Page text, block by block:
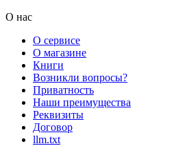
О нас
О сервисе
О магазине
Книги
Возникли вопросы?
Приватность
Наши преимущества
Реквизиты
Договор
llm.txt